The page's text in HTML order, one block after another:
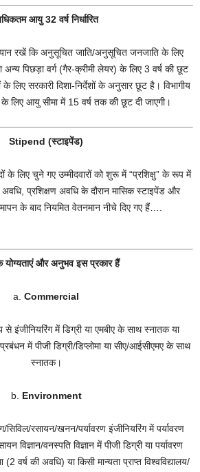
आयु 32 वर्ष निर्धारित
रखें कि अनुसूचित जाति/अनुसूचित जनजाति के लिए
पिछड़ा वर्ग (गैर-क्रीमी लेयर) के लिए 3 वर्ष की छूट
के लिए सरकारी दिशा-निर्देशों के अनुसार छूट है। विभागीय
के लिए आयु सीमा में 15 वर्ष तक की छूट दी जाएगी।
Stipend (स्टाइपेंड)
के लिए चुने गए उम्मीदवारों को शुरू में “प्रशिक्षु” के रूप में
अवधि, प्रशिक्षण अवधि के दौरान मासिक स्टाइपेंड और
के बाद नियमित वेतनमान नीचे दिए गए हैं….
और अनुभव इस प्रकार हैं
a. Commercial
से इंजीनियरिंग में डिग्री या एमबीए के साथ स्नातक या
प्रबंधन में पीजी डिग्री/डिप्लोमा या सीए/आईसीएमए के साथ
स्नातक।
b. Environment
सिविल/रसायन/खनन/पर्यावरण इंजीनियरिंग में पर्यावरण
विज्ञान/वनस्पति विज्ञान में पीजी डिग्री या पर्यावरण
(2 वर्ष की अवधि) या किसी मान्यता प्राप्त विश्वविद्यालय/